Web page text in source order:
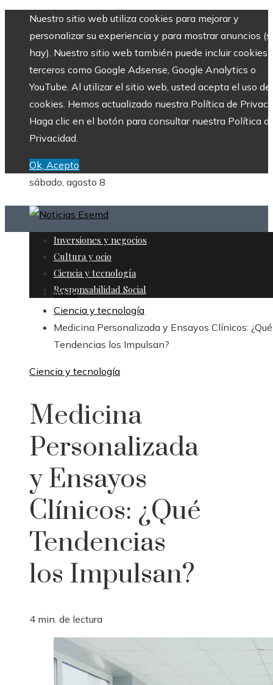
Nuestro sitio web utiliza cookies para mejorar y
personalizar su experiencia y para mostrar anuncios
hay). Nuestro sitio web también puede incluir cookies
terceros como Google Adsense, Google Analytics o
YouTube. Al utilizar el sitio web, usted acepta el uso de
cookies. Hemos actualizado nuestra Política de
Haga clic en el botón para consultar nuestra Política
Privacidad.
Ok, Acepto
sábado, agosto 8
Inversiones y negocios
Cultura y ocio
Ciencia y tecnología
Responsabilidad Social
Inicio
Ciencia y tecnología
Medicina Personalizada y Ensayos Clínicos: ¿Qué
Tendencias los Impulsan?
Ciencia y tecnología
Medicina
Personalizada
y Ensayos
Clínicos: ¿Qué
Tendencias
los Impulsan?
4 min. de lectura